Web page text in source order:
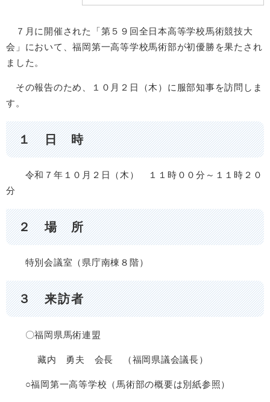
７月に開催された「第５９回全日本高等学校馬術競技大
会」において、福岡第一高等学校馬術部が初優勝を果たされ
ました。
その報告のため、１０月２日（木）に服部知事を訪問しま
す。
１ 日 時
令和７年１０月２日（木） １１時００分～１１時２０
分
２ 場 所
特別会議室（県庁南棟８階）
３ 来訪者
〇福岡県馬術連盟
藏内 勇夫 会長 （福岡県議会議長）
○福岡第一高等学校（馬術部の概要は別紙参照）